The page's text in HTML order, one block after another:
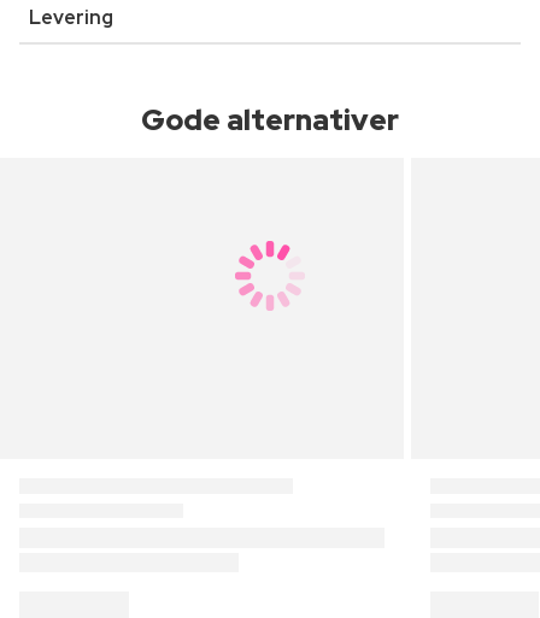
Levering
Gode alternativer